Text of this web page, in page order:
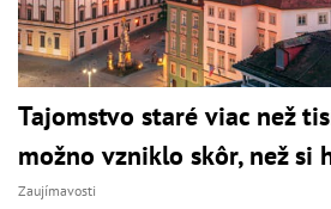
Tajomstvo staré viac než
možno vzniklo skôr, než si
Zaujímavosti